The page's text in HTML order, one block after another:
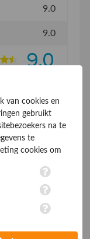
9.0
9.0
9.0
van cookies en
gebruikt
na te
te
cookies om
verwerkt. Je geeft
hieronder een
. Lees voor meer